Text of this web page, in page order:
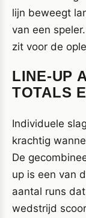
lijn beweegt
van een
zit voor de
LINE-UP
TOTALS
Individuele
krachtig
De
up is een van
aantal runs
wedstrijd